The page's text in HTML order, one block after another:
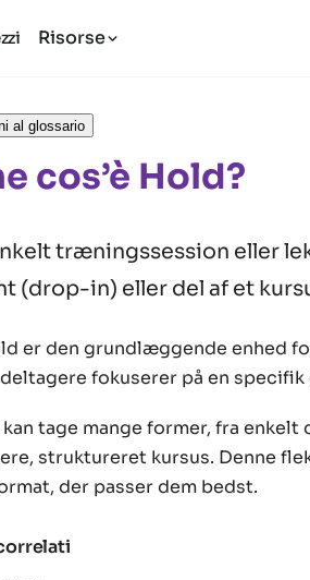
Risorse
al glossario
cos’è Hold?
træningssession eller
(drop-in) eller del af et
er den grundlæggende enhed
fokuserer på en
tage mange former, fra
struktureret kursus. Denne
der passer dem bedst.